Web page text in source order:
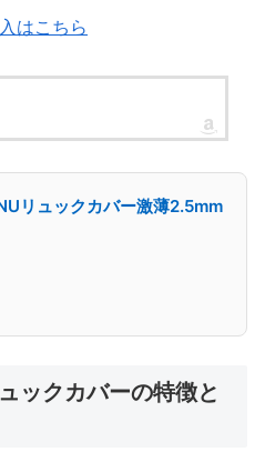
はこちら
リュックカバー激薄2.5mm
ックカバーの特徴と